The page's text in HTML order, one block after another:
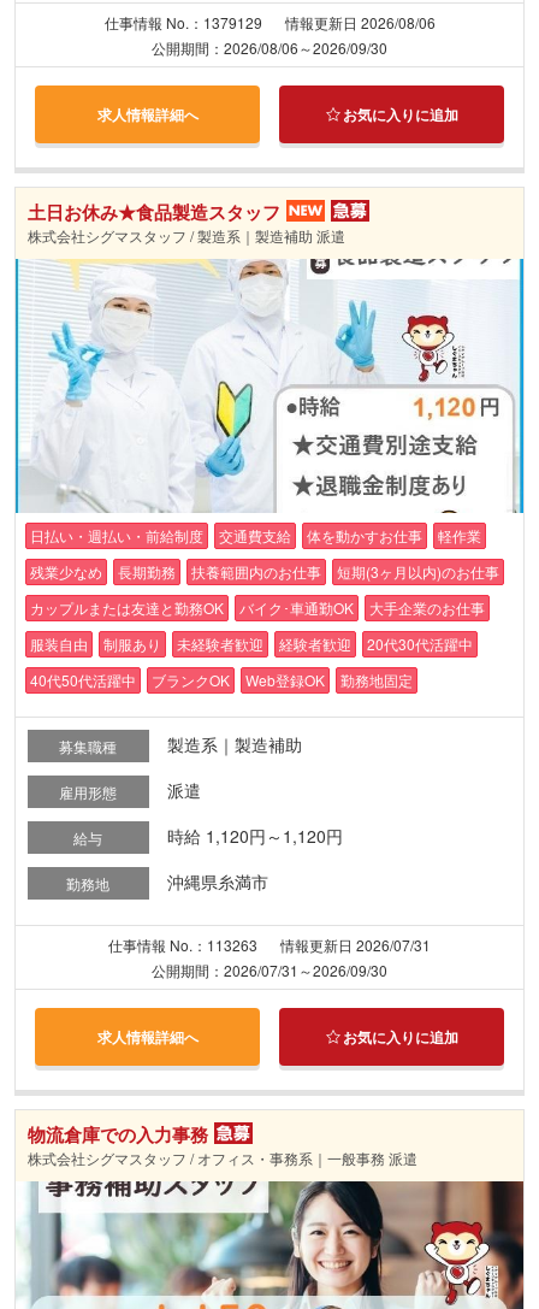
仕事情報 No.：1379129
情報更新日 2026/08/06
公開期間：2026/08/06～2026/09/30
求人情報詳細へ お気に入りに追加
土日お休み★食品製造スタッフ
株式会社シグマスタッフ / 製造系｜製造補助 派遣
日払い・週払い・前給制度 交通費支給 体を動かすお仕事
軽作業
残業少なめ
長期勤務 扶養範囲内のお仕事
短期(3ヶ月以内)のお仕事
カップルまたは友達と勤務OK
バイク･車通勤OK
大手企業のお仕事
服装自由
制服あり 未経験者歓迎 経験者歓迎
20代30代活躍中
40代50代活躍中
ブランクOK Web登録OK 勤務地固定
募集職種 製造系｜製造補助
雇用形態 派遣
給与 時給 1,120円～1,120円
勤務地 沖縄県糸満市
仕事情報 No.：113263
情報更新日 2026/07/31
公開期間：2026/07/31～2026/09/30
求人情報詳細へ お気に入りに追加
物流倉庫での入力事務
株式会社シグマスタッフ / オフィス・事務系｜一般事務 派遣